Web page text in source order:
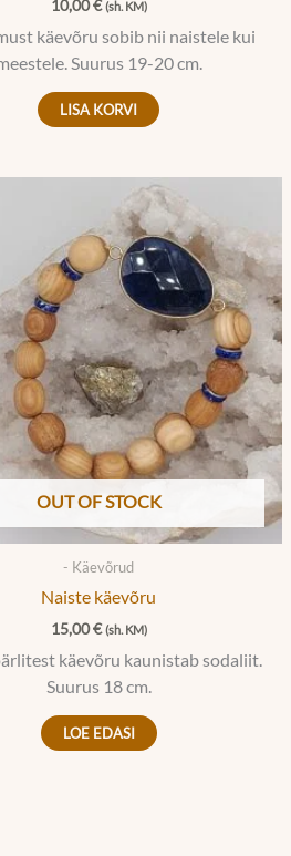
10,00€ (sh. KM)
käevõru sobib nii naistele kui
Suurus 19-20 cm.
LISA KORVI
OUT OF STOCK
- Käevõrud
Naiste käevõru
15,00€ (sh. KM)
käevõru kaunistab sodaliit.
Suurus 18 cm.
LOE EDASI